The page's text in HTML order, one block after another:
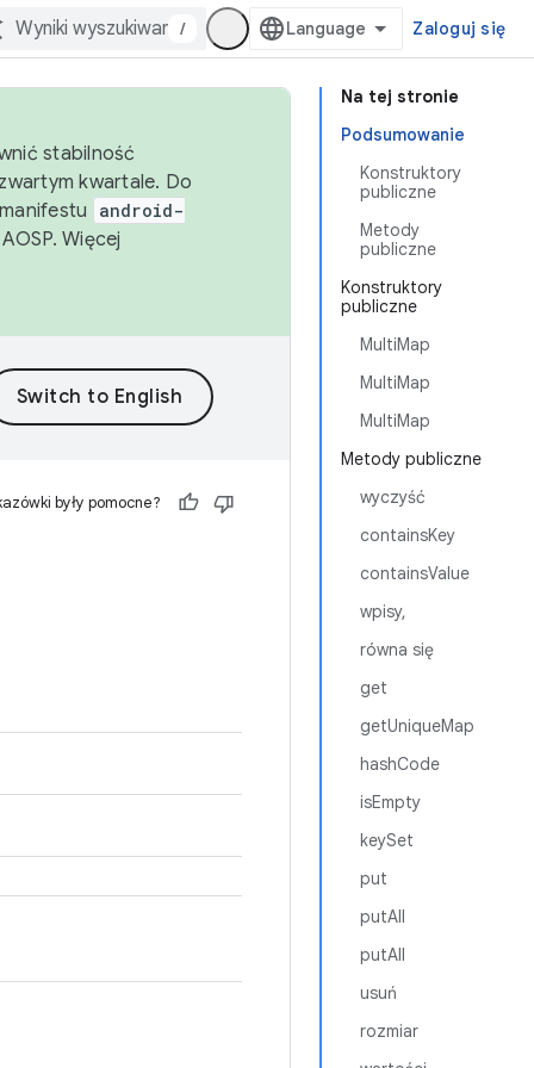
/ Zaloguj się
Na tej stronie
Podsumowanie
Konstruktory
publiczne
Metody
publiczne
Konstruktory
publiczne
MultiMap
MultiMap
MultiMap
Metody publiczne
wyczyść
containsKey
containsValue
wpisy,
równa się
get
getUniqueMap
hashCode
isEmpty
keySet
put
putAll
putAll
usuń
rozmiar
stabilność
kwartale. Do
android-
Więcej
były pomocne?